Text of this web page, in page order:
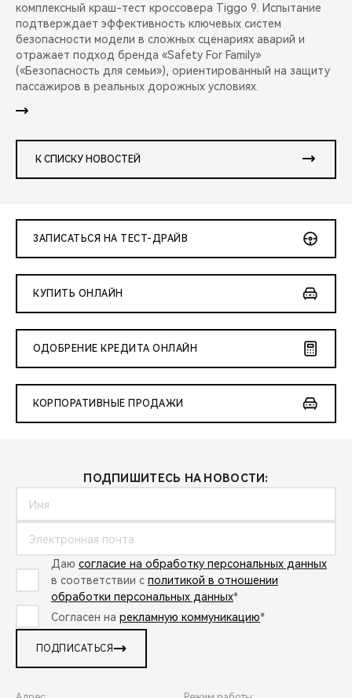
комплексный краш-тест кроссовера Tiggo 9. Испытание
подтверждает эффективность ключевых систем
безопасности модели в сложных сценариях аварий и
отражает подход бренда «Safety For Family»
(«Безопасность для семьи»), ориентированный на защиту
пассажиров в реальных дорожных условиях.
К СПИСКУ НОВОСТЕЙ
ЗАПИСАТЬСЯ НА ТЕСТ-ДРАЙВ
КУПИТЬ ОНЛАЙН
ОДОБРЕНИЕ КРЕДИТА ОНЛАЙН
КОРПОРАТИВНЫЕ ПРОДАЖИ
ПОДПИШИТЕСЬ НА НОВОСТИ:
Даю согласие на обработку персональных данных
в соответствии с политикой в отношении
обработки персональных данных*
Согласен на рекламную коммуникацию*
ПОДПИСАТЬСЯ